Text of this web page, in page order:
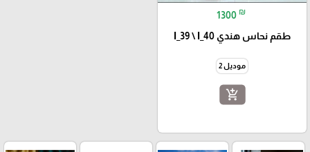
1300 ₪
طقم نحاس هندي I_39 \ I_40
موديل 2
add_shopping_cart